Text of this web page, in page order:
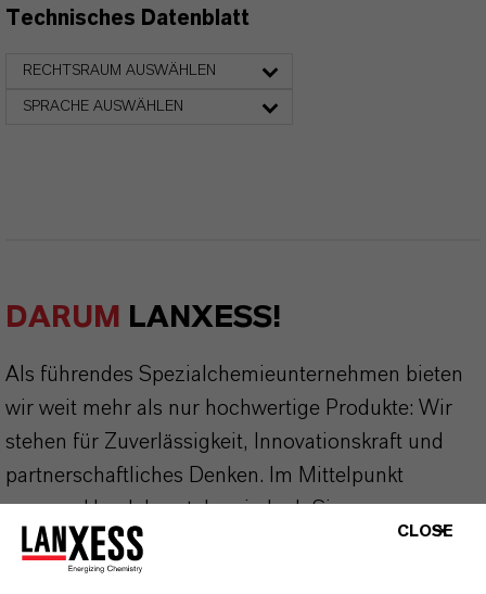
Technisches Datenblatt
RECHTSRAUM AUSWÄHLEN
SPRACHE AUSWÄHLEN
DARUM LANXESS!
Als führendes Spezialchemieunternehmen bieten
wir weit mehr als nur hochwertige Produkte: Wir
stehen für Zuverlässigkeit, Innovationskraft und
partnerschaftliches Denken. Im Mittelpunkt
unseres Handelns stehen jedoch Sie: unsere
Kunden. Unsere Kunden profitieren von
maßgeschneiderten Lösungen, globaler Präsenz
CLOSE